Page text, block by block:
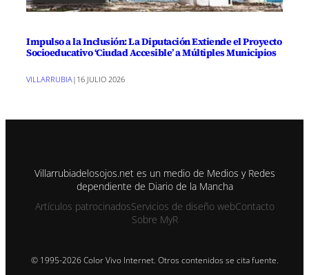
Impulso a la Inclusión: La Diputación Extiende el Proyecto
Socioeducativo ‘Ciudad Accesible’ a Múltiples Municipios
VILLARRUBIA | 16 JULIO 2026
Villarrubiadelosojos.net es un medio de Medios y Redes
dependiente de Diario de la Mancha
Artículos patrocinadosServicios de diseño webContacto
Sobre MyR
© 1995-2026 Color Vivo Internet. Otros contenidos se cita fuente.